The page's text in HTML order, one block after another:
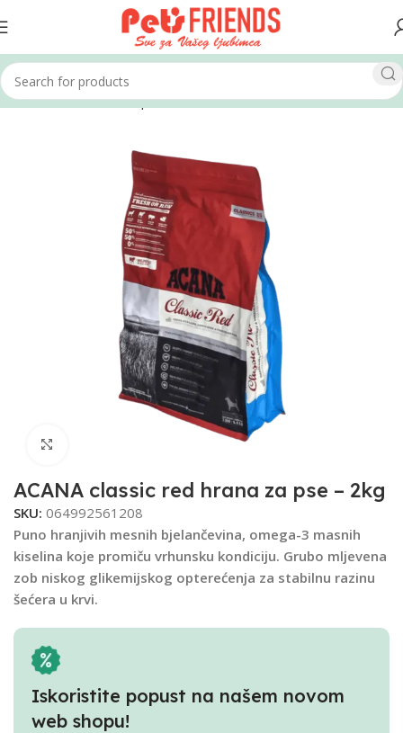
Home Psi Hrana za pse Suha hrana
ACANA classic red hrana za pse – 2kg
SKU: 064992561208
Puno hranjivih mesnih bjelančevina, omega-3 masnih
kiselina koje promiču vrhunsku kondiciju. Grubo mljevena
zob niskog glikemijskog opterećenja za stabilnu razinu
šećera u krvi.
Iskoristite popust na našem novom
web shopu!